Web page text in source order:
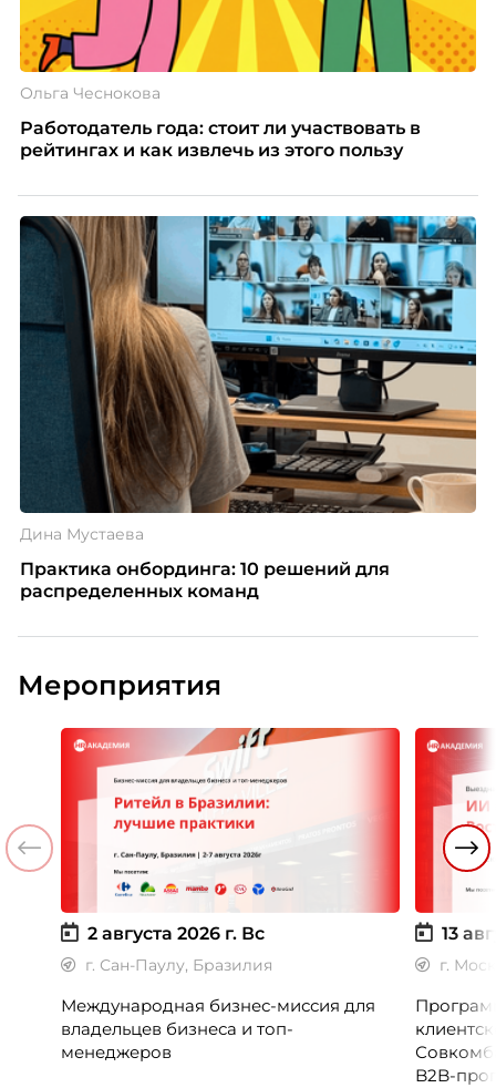
Ольга Чеснокова
Работодатель года: стоит ли участвовать в
рейтингах и как извлечь из этого пользу
Дина Мустаева
Практика онбординга: 10 решений для
распределенных команд
Мероприятия
2 августа 2026 г. Вс
г. Сан-Паулу, Бразилия
Международная бизнес-миссия для
владельцев бизнеса и топ-
менеджеров
13
г.
B2B-